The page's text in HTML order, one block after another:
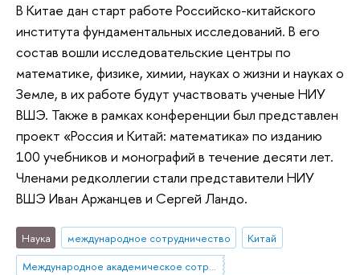
В Китае дан старт работе Российско-китайского
института фундаментальных исследований. В его
состав вошли исследовательские центры по
математике, физике, химии, науках о жизни и науках о
Земле, в их работе будут участвовать ученые НИУ
ВШЭ. Также в рамках конференции был представлен
проект «Россия и Китай: математика» по изданию
100 учебников и монографий в течение десяти лет.
Членами редколлегии стали представители НИУ
ВШЭ Иван Аржанцев и Сергей Ландо.
Наука международное сотрудничество
Китай
Международное академическое сотрудничество